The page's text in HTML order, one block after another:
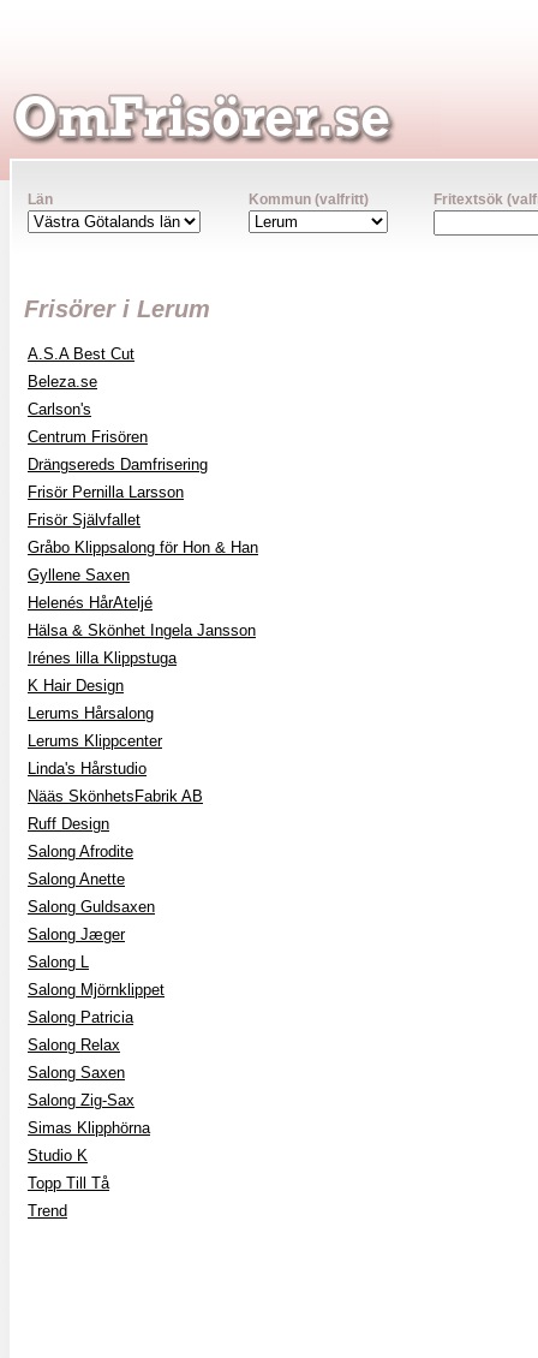
Län Kommun (valfritt) Fritextsök
Frisörer i Lerum
A.S.A Best Cut
Beleza.se
Carlson's
Centrum Frisören
Drängsereds Damfrisering
Frisör Pernilla Larsson
Frisör Självfallet
Gråbo Klippsalong för Hon & Han
Gyllene Saxen
Helenés HårAteljé
Hälsa & Skönhet Ingela Jansson
Irénes lilla Klippstuga
K Hair Design
Lerums Hårsalong
Lerums Klippcenter
Linda's Hårstudio
Nääs SkönhetsFabrik AB
Ruff Design
Salong Afrodite
Salong Anette
Salong Guldsaxen
Salong Jæger
Salong L
Salong Mjörnklippet
Salong Patricia
Salong Relax
Salong Saxen
Salong Zig-Sax
Simas Klipphörna
Studio K
Topp Till Tå
Trend